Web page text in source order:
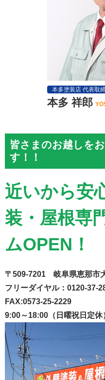
本多塗装店 代表取
本多 祥郎
皆さまのお越しを
す！！
近いから安
装・屋根専
ムOPEN！
〒509-7201 岐阜県恵那市
フリーダイヤル：0120-
FAX:0573-25-2229
9:00～18:00（日曜祝日定休